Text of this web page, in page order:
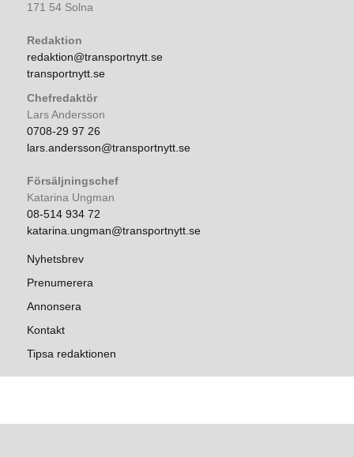
171 54 Solna
Redaktion
redaktion@transportnytt.se
transportnytt.se
Chefredaktör
Lars Andersson
0708-29 97 26
lars.andersson@transportnytt.se
Försäljningschef
Katarina Ungman
08-514 934 72
katarina.ungman@transportnytt.se
Nyhetsbrev
Prenumerera
Annonsera
Kontakt
Tipsa redaktionen